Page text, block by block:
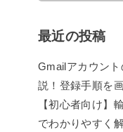
最近の投稿
Gmailアカウン
説！登録手順を
【初心者向け】
でわかりやすく解